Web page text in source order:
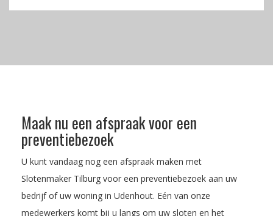
Maak nu een afspraak voor een
preventiebezoek
U kunt vandaag nog een afspraak maken met
Slotenmaker Tilburg voor een preventiebezoek aan uw
bedrijf of uw woning in Udenhout. Eén van onze
medewerkers komt bij u langs om uw sloten en het